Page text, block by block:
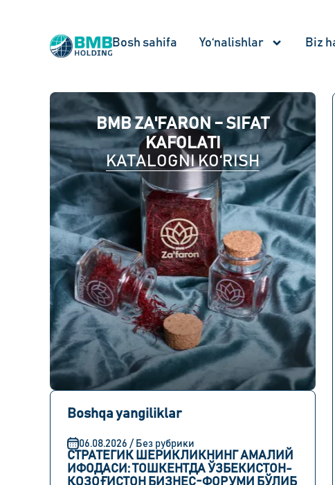
Bosh sahifa Yo‘nalishlar Biz
BMB ZA'FARON – SIFAT
KAFOLATI
KATALOGNI KO‘RISH
Boshqa yangiliklar
06.08.2026 / Без рубрики
СТРАТЕГИК ШЕРИКЛИКНИНГ АМАЛИЙ
ИФОДАСИ: ТОШКЕНТДА ЎЗБЕКИСТОН-
ҚОЗОҒИСТОН БИЗНЕС-ФОРУМИ БЎЛИБ